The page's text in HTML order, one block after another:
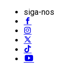
siga-nos